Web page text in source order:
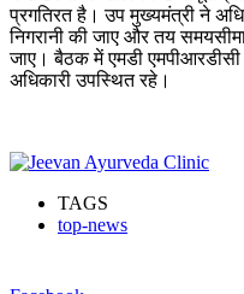
प्रगतिरत है। उप मुख्यमंत्री ने
निगरानी की जाए और तय
जाए। बैठक में एमडी एमपीआरडीसी
अधिकारी उपस्थित रहे।
TAGS
top-news